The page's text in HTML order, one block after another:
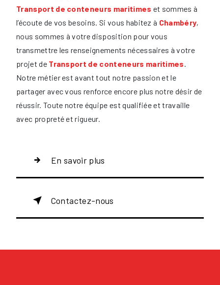
Transport de conteneurs maritimes et sommes à
l’écoute de vos besoins. Si vous habitez à Chambéry,
nous sommes à votre disposition pour vous
transmettre les renseignements nécessaires à votre
projet de Transport de conteneurs maritimes.
Notre métier est avant tout notre passion et le
partager avec vous renforce encore plus notre désir de
réussir. Toute notre équipe est qualifiée et travaille
avec propreté et rigueur.
En savoir plus
Contactez-nous